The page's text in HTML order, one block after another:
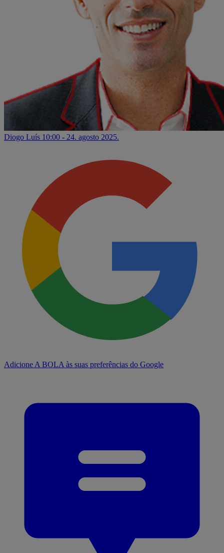
Diogo Luís 10:00 - 24. agosto 2025.
Adicione A BOLA às suas preferências do Google